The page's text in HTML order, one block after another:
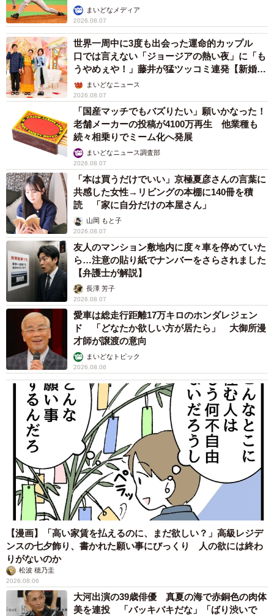
か」まいどなメディア
2026.08.07
世界一周中に3度も出会った運命的カップル
口では言えない「ジョージアの熱い夜」に「も
うやめぇや！」藤井が猛ツッコミ連発【新婚さ
ん】まいどなニュース
2026.08.07
「国産マッチでもバズりたい」願いかなった！
老舗メーカーの投稿が4100万再生 他業種も
続々相乗りでミーム化へ発展
まいどなニュース調査部
2026.08.07
「本は買うだけでいい」京極夏彦さんの言葉に
共感した女性→リビングの本棚に140冊を積
読 「家に自分だけの本屋さん」
山岡 もと子
2026.08.07
友人のマンション敷地内に度々車を停めていた
ら…注意の貼り紙でナンバーをさらされました
【弁護士が解説】
長澤 芳子
2026.08.07
愛車は総走行距離17万キロのホンダレジェン
ド 「どなたか欲しい方が居たら」 大御所漫
才師が譲渡の意向
まいどなトピック
2026.08.06
【漫画】「高い家賃を払えるのに、まだ欲しい？」高級レジデ
ンスの七夕飾り、書かれた願い事にびっくり 人の欲には終わ
りがないのか
松波 穂乃圭
2026.08.06
大河出演の39歳俳優 真夏の海で赤銅色の肉体
美を連投 「バッキバキだな」「ばり渋いで